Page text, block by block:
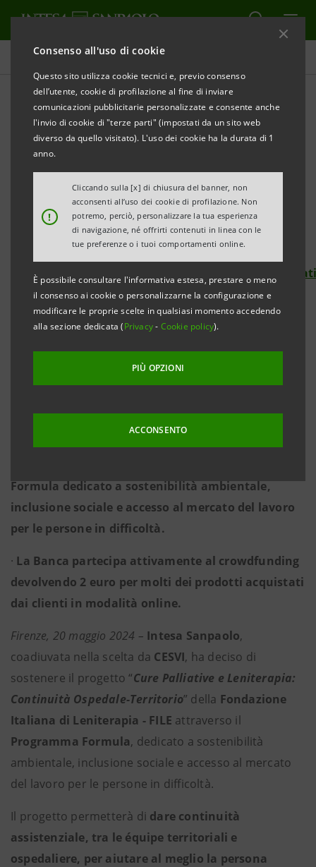
Consenso all'uso di cookie
Questo sito utilizza cookie tecnici e, previo consenso
dell’utente, cookie di profilazione al fine di inviare
comunicazioni pubblicitarie personalizzate e consente anche
l'invio di cookie di "terze parti" (impostati da un sito web
diverso da quello visitato). L'uso dei cookie ha la durata di 1
anno.
!
Cliccando sulla [x] di chiusura del banner, non
acconsenti all’uso dei cookie di profilazione. Non
potremo, perciò, personalizzare la tua esperienza
di navigazione, né offrirti contenuti in linea con le
tue preferenze o i tuoi comportamenti online.
È possibile consultare l'informativa estesa, prestare o meno
il consenso ai cookie o personalizzarne la configurazione e
modificare le proprie scelte in qualsiasi momento accedendo
alla sezione dedicata (Privacy- Cookie policy).
PIÙ OPZIONI
ACCONSENTO
Comunicati stampa
STAMPA AGGIORNA
INTESA SANPAOLO SOSTIENE IL PROGETTO “CURE
PALLIATIVE E LENITERAPIA: CONTINUITÀ OSPEDALE-
Obiettivo: 100mila euro entro fine agosto.
Si può donare accedendo a For Funding, la
piattaforma di crowdfunding di Intesa Sanpaolo:
https://www.forfunding.intesasanpaolo.com/
ISP/nav/progetto/leniterapia-file-firenze
Il progetto permetterà di dare continuità
assistenziale, tra le équipe territoriali e
ospedaliere, per aiutare al meglio la persona
malata e la sua famiglia nelle decisioni legate alla
malattia e all’assistenza necessaria.
L’iniziativa è sostenuta da Intesa Sanpaolo, in
Formula dedicato a sostenibilità ambientale,
inclusione sociale e accesso al mercato del lavoro
per le persone in difficoltà.
· La Banca partecipa attivamente al crowdfunding
devolvendo 2 euro per molti dei prodotti acquistati
dai clienti in modalità online.
Firenze, 20 maggio 2024 – Intesa Sanpaolo,
coadiuvata nella scelta da CESVI, ha deciso di
sostenere il progetto “Cure Palliative e Leniterapia:
Continuità Ospedale-Territorio” della Fondazione
Italiana di Leniterapia - FILE attraverso il
Programma Formula, dedicato a sostenibilità
ambientale, inclusione sociale e accesso al mercato
del lavoro per le persone in difficoltà.
Il progetto permetterà di dare continuità
assistenziale, tra le équipe territoriali e
ospedaliere, per aiutare al meglio la persona